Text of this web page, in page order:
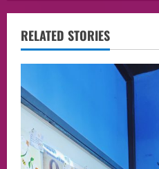
RELATED STORIES